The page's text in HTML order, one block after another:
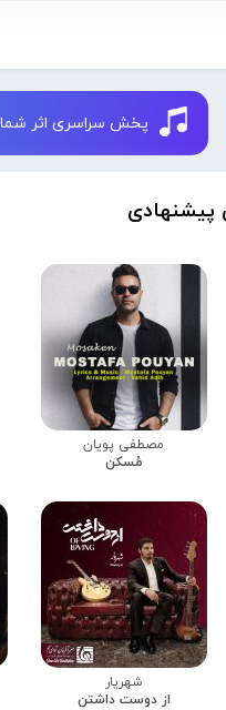
پخش سراسری اثر شما در
مصطفی پویان
مُسکن
شهریار
از دوست داشتن